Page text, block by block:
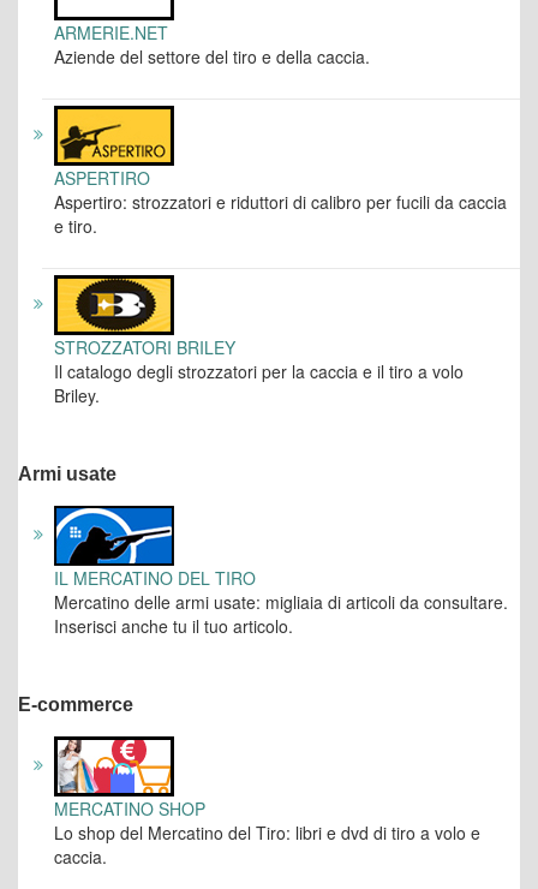
ARMERIE.NET
Aziende del settore del tiro e della caccia.
ASPERTIRO
Aspertiro: strozzatori e riduttori di calibro per fucili da caccia
e tiro.
STROZZATORI BRILEY
Il catalogo degli strozzatori per la caccia e il tiro a volo
Briley.
Armi usate
IL MERCATINO DEL TIRO
Mercatino delle armi usate: migliaia di articoli da consultare.
Inserisci anche tu il tuo articolo.
E-commerce
MERCATINO SHOP
Lo shop del Mercatino del Tiro: libri e dvd di tiro a volo e
caccia.